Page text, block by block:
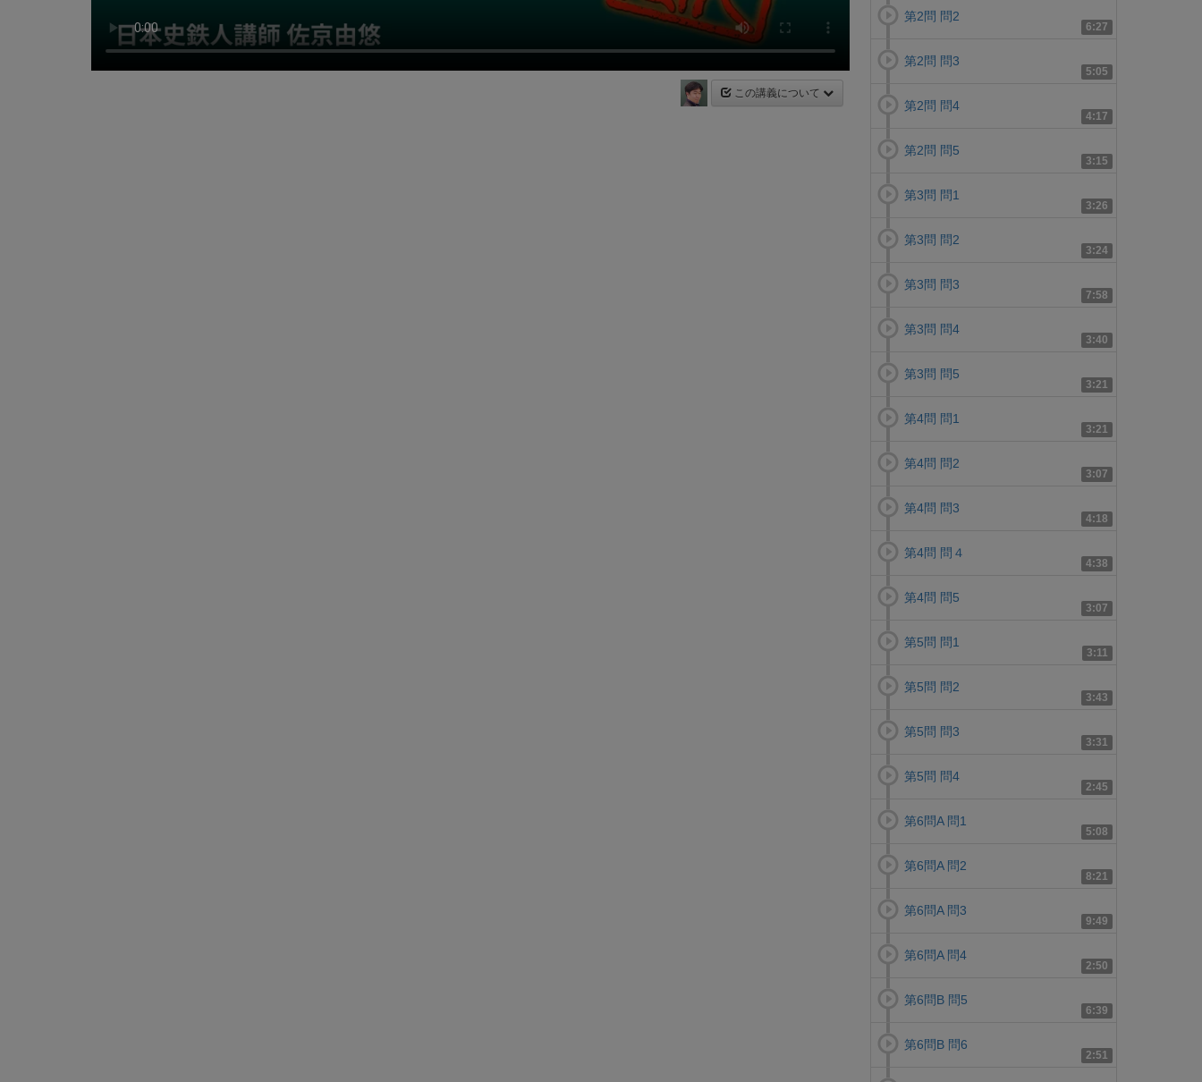
この講義について
6:27
第2問 問2
5:05
第2問 問3
4:17
第2問 問4
3:15
第2問 問5
3:26
第3問 問1
3:24
第3問 問2
7:58
第3問 問3
3:40
第3問 問4
3:21
第3問 問5
3:21
第4問 問1
3:07
第4問 問2
4:18
第4問 問3
4:38
第4問 問４
3:07
第4問 問5
3:11
第5問 問1
3:43
第5問 問2
3:31
第5問 問3
2:45
第5問 問4
5:08
第6問A 問1
8:21
第6問A 問2
9:49
第6問A 問3
2:50
第6問A 問4
6:39
第6問B 問5
2:51
第6問B 問6